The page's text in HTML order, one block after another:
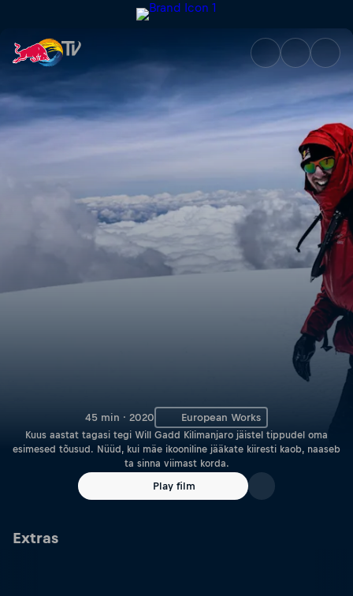
The Last Ascent | Red Bull TV
45 min · 2020 European Works
Kuus aastat tagasi tegi Will Gadd Kilimanjaro jäistel tippudel oma
esimesed tõusud. Nüüd, kui mäe ikooniline jääkate kiiresti kaob, naaseb
ta sinna viimast korda.
Play film
Extras